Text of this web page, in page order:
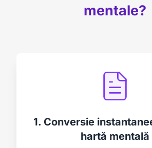
mentale?
1. Conversie
hartă mentală